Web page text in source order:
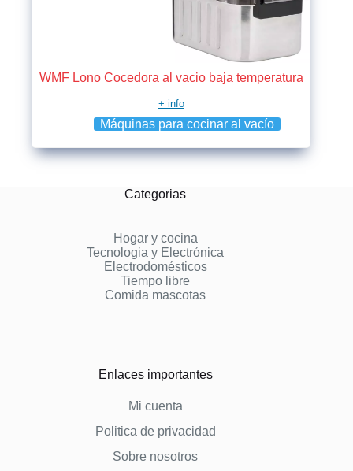
WMF Lono Cocedora al vacio baja temperatura
+ info
Máquinas para cocinar al vacío
Categorias
Hogar y cocina
Tecnologia y Electrónica
Electrodomésticos
Tiempo libre
Comida mascotas
Enlaces importantes
Mi cuenta
Politica de privacidad
Sobre nosotros